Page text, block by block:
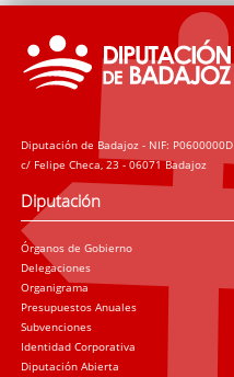
Diputación de Badajoz - NIF: P0600000D
c/ Felipe Checa, 23 - 06071 Badajoz
Diputación
Órganos de Gobierno
Delegaciones
Organigrama
Presupuestos Anuales
Subvenciones
Identidad Corporativa
Diputación Abierta